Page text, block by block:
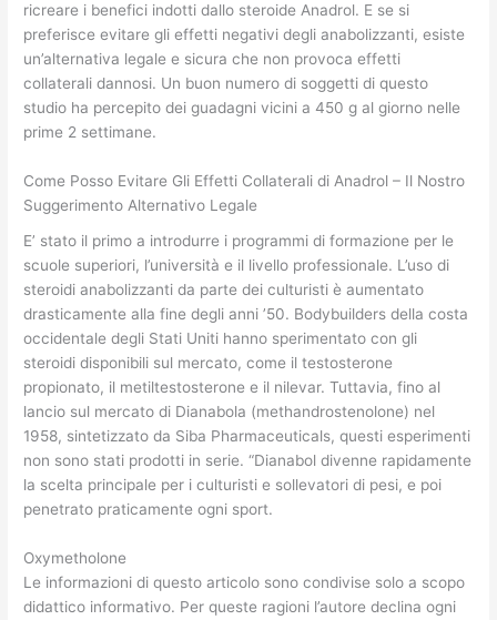
ricreare i benefici indotti dallo steroide Anadrol. E se si
preferisce evitare gli effetti negativi degli anabolizzanti, esiste
un’alternativa legale e sicura che non provoca effetti
collaterali dannosi. Un buon numero di soggetti di questo
studio ha percepito dei guadagni vicini a 450 g al giorno nelle
prime 2 settimane.
Come Posso Evitare Gli Effetti Collaterali di Anadrol – Il Nostro
Suggerimento Alternativo Legale
E’ stato il primo a introdurre i programmi di formazione per le
scuole superiori, l’università e il livello professionale. L’uso di
steroidi anabolizzanti da parte dei culturisti è aumentato
drasticamente alla fine degli anni ’50. Bodybuilders della costa
occidentale degli Stati Uniti hanno sperimentato con gli
steroidi disponibili sul mercato, come il testosterone
propionato, il metiltestosterone e il nilevar. Tuttavia, fino al
lancio sul mercato di Dianabola (methandrostenolone) nel
1958, sintetizzato da Siba Pharmaceuticals, questi esperimenti
non sono stati prodotti in serie. “Dianabol divenne rapidamente
la scelta principale per i culturisti e sollevatori di pesi, e poi
penetrato praticamente ogni sport.
Oxymetholone
Le informazioni di questo articolo sono condivise solo a scopo
didattico informativo. Per queste ragioni l’autore declina ogni